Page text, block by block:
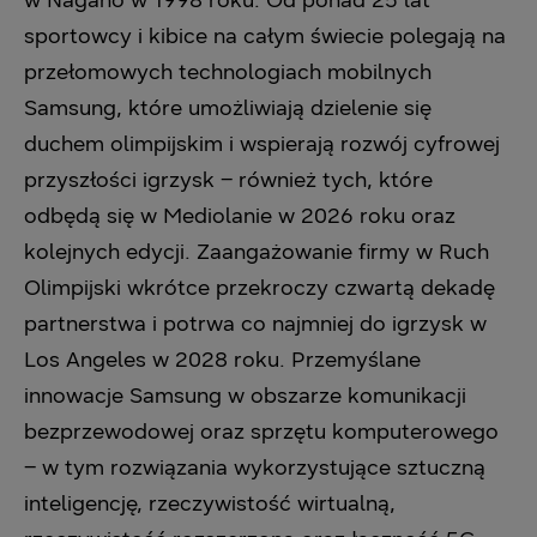
sportowcy i kibice na całym świecie polegają na
przełomowych technologiach mobilnych
Samsung, które umożliwiają dzielenie się
duchem olimpijskim i wspierają rozwój cyfrowej
przyszłości igrzysk – również tych, które
odbędą się w Mediolanie w 2026 roku oraz
kolejnych edycji. Zaangażowanie firmy w Ruch
Olimpijski wkrótce przekroczy czwartą dekadę
partnerstwa i potrwa co najmniej do igrzysk w
Los Angeles w 2028 roku. Przemyślane
innowacje Samsung w obszarze komunikacji
bezprzewodowej oraz sprzętu komputerowego
– w tym rozwiązania wykorzystujące sztuczną
inteligencję, rzeczywistość wirtualną,